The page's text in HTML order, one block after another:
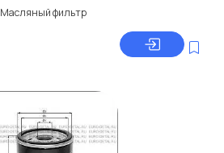
Масляный фильтр